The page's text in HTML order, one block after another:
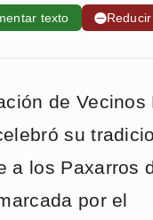
texto ➖
de Vecinos
su
a los Paxarros
por el